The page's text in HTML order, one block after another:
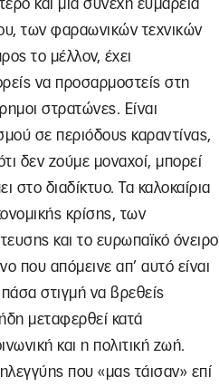
και μια συνεχή ευμάρεια
των φαραωνικών τεχνικών
το μέλλον, έχει
να προσαρμοστείς στη
στρατώνες. Είναι
σε περιόδους καραντίνας,
δεν ζούμε μοναχοί, μπορεί
στο διαδίκτυο. Τα καλοκαίρια
κρίσης, των
και το ευρωπαϊκό όνειρο
που απόμεινε απ’ αυτό είναι
στιγμή να βρεθείς
μεταφερθεί κατά
και η πολιτική ζωή.
που «μας τάισαν» επί